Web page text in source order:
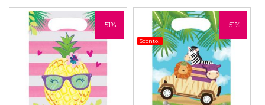
-51% -51%
Sconto!